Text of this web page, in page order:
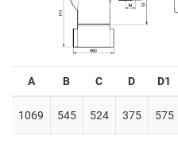
A B C D D1
1069 545 524 375 575